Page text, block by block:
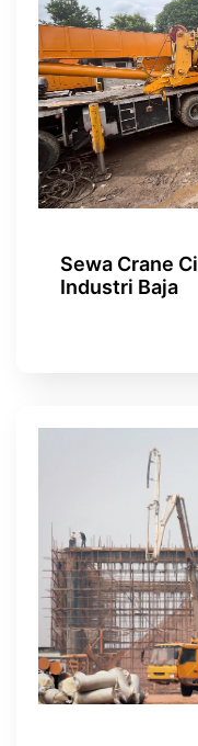
Sewa Crane
Industri Baja